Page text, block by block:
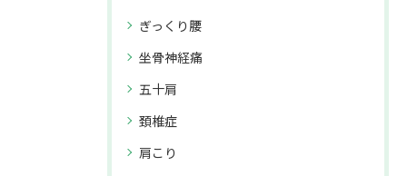
ぎっくり腰
坐骨神経痛
五十肩
頚椎症
肩こり